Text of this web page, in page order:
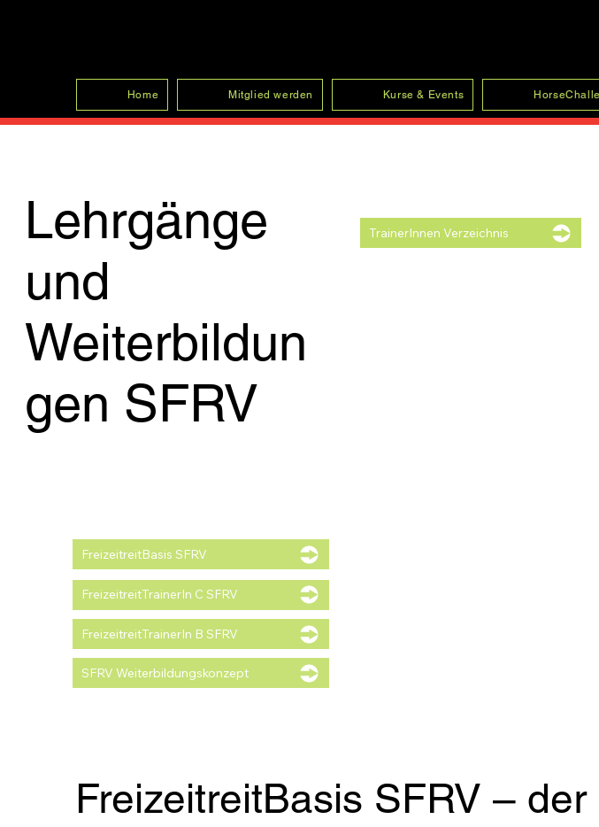
Home Mitglied werden Kurse & Events
Lehrgänge
und
Weiterbildun
gen SFRV
TrainerInnen Verzeichnis
FreizeitreitBasis SFRV
FreizeitreitTrainerIn C SFRV
FreizeitreitTrainerIn B SFRV
SFRV Weiterbildungskonzept
FreizeitreitBasis SFRV – der